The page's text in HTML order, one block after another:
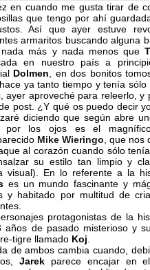
en cuando me gusta tirar de
que tengo por ahí
Así que ayer estuve
armaritos buscando alguna
más y nada menos que
en nuestro país a
Dolmen , en dos bonitos
ya tanto tiempo y tenía
ayer aproveché para releerlo, y
post. ¿Y qué os puedo decir
diciendo que según abre
por los ojos es el
Mike Wieringo , que
al corazón cuando sólo tenía
su estilo tan limpio y
visual). En lo referente a la
es un mundo fascinante y
y habitado por multitud de
protagonistas de la
años de pasado misterioso y
tigre llamado Koj
de ambos cambia cuando,
Jarek parece encajar en